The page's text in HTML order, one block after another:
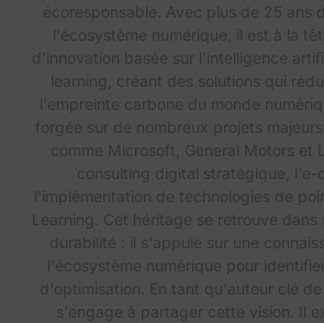
écoresponsable. Avec plus de 25 ans
l'écosystème numérique, il est à la
d'innovation basée sur l'intelligence
learning, créant des solutions qui
l'empreinte carbone du monde
forgée sur de nombreux projets
comme Microsoft, General Motors et
consulting digital stratégique, l'e-
l'implémentation de technologies de
Learning. Cet héritage se retrouve
durabilité : il s'appuie sur une
l'écosystème numérique pour
d'optimisation. En tant qu'auteur clé
s'engage à partager cette vision. Il